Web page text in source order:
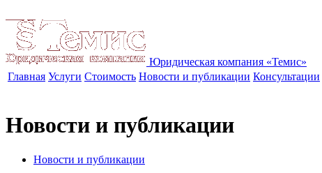
Юридическая компания «Темис»
Главная Услуги Стоимость Новости и публикации Консультации
Новости и публикации
Новости и публикации